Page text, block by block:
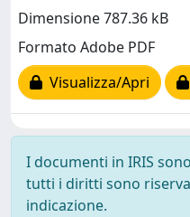
Dimensione 787.36 kB
Formato Adobe PDF
Visualizza/Apri
I documenti in IRIS
tutti i diritti sono
indicazione.